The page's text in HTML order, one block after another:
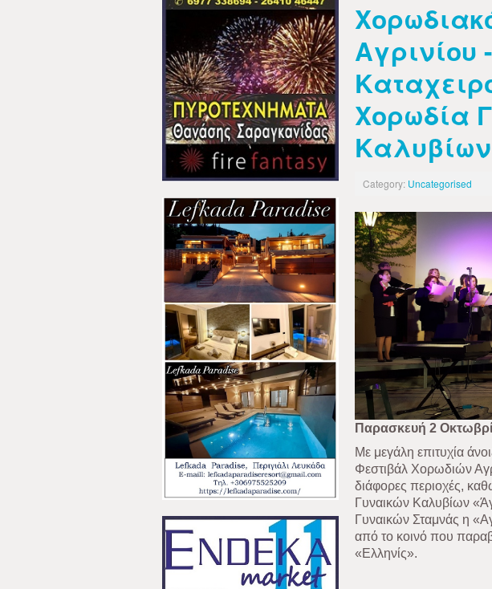
Αγρινίου -
Χορωδία
Category: Uncategorised
Παρασκευή 2
Με μεγάλη επιτυχία
Φεστιβάλ Χορωδιών
διάφορες περιοχές,
Γυναικών Καλυβίων
Γυναικών Σταμνάς η
από το κοινό που
«Ελληνίς».